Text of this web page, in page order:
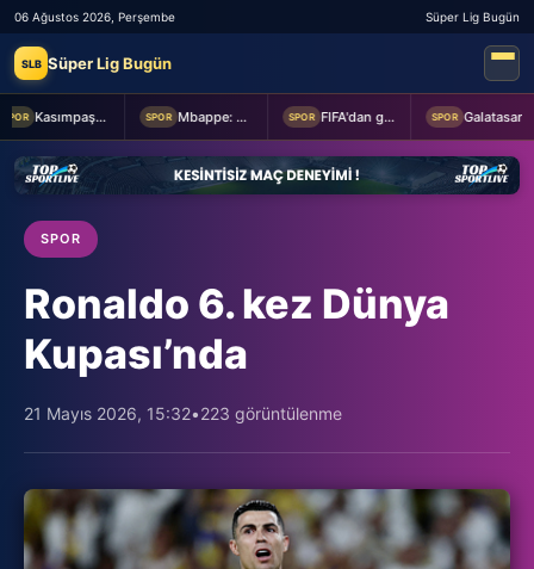
06 Ağustos 2026, Perşembe Süper Lig Bugün
SLB Süper Lig Bugün
Kasımpaşa ile Hull City hazırlık maçında berabere kaldı SPOR Mbappe: Bahis reklamlarında oynamam SPOR FIFA'dan geri adım SPOR Galatasaray taraftarından yönetime transfer tepkisi!
SPOR
Ronaldo 6. kez Dünya
Kupası’nda
21 Mayıs 2026, 15:32•223 görüntülenme